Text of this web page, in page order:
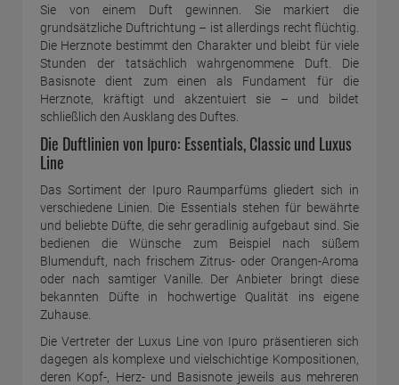
Sie von einem Duft gewinnen. Sie markiert die
grundsätzliche Duftrichtung – ist allerdings recht flüchtig.
Die Herznote bestimmt den Charakter und bleibt für viele
Stunden der tatsächlich wahrgenommene Duft. Die
Basisnote dient zum einen als Fundament für die
Herznote, kräftigt und akzentuiert sie – und bildet
schließlich den Ausklang des Duftes.
Die Duftlinien von Ipuro: Essentials, Classic und Luxus
Line
Das Sortiment der Ipuro Raumparfüms gliedert sich in
verschiedene Linien. Die Essentials stehen für bewährte
und beliebte Düfte, die sehr geradlinig aufgebaut sind. Sie
bedienen die Wünsche zum Beispiel nach süßem
Blumenduft, nach frischem Zitrus- oder Orangen-Aroma
oder nach samtiger Vanille. Der Anbieter bringt diese
bekannten Düfte in hochwertige Qualität ins eigene
Zuhause.
Die Vertreter der Luxus Line von Ipuro präsentieren sich
dagegen als komplexe und vielschichtige Kompositionen,
deren Kopf-, Herz- und Basisnote jeweils aus mehreren